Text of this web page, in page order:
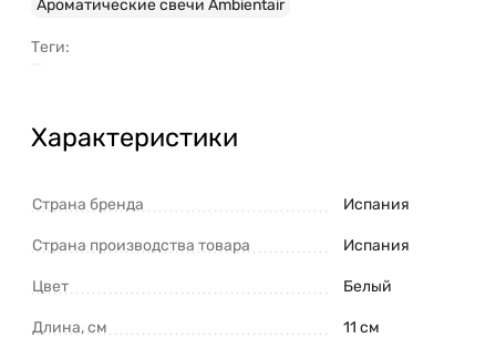
Семейство: свежие.
присмотра и использовать вблизи
детей и домашних животных.
Ароматические свечи Ambientair
Теги:
Характеристики
Страна бренда Испания
Страна производства товара Испания
Цвет Белый
Длина, см 11 см